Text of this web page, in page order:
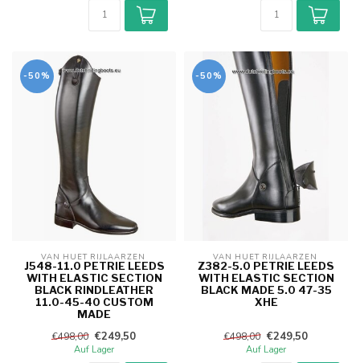
-50%
VAN HUET RIJLAARZEN
J548-11.0 PETRIE LEEDS
WITH ELASTIC SECTION
BLACK RINDLEATHER
11.0-45-40 CUSTOM
MADE
€498,00 €249,50
Auf Lager
-50%
VAN HUET RIJLAARZEN
Z382-5.0 PETRIE LEEDS
WITH ELASTIC SECTION
BLACK MADE 5.0 47-35
XHE
€498,00 €249,50
Auf Lager